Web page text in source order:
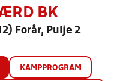
BK
Forår, Pulje 2
KAMPPROGRAM